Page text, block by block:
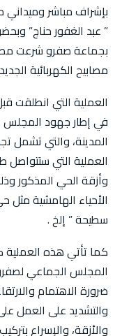
بإشراف مباشر
” عبد الغفور حناج”
بجماعة صفرو شرعت
مصابيح الكهربائية
العملية التي انطلقت
في إطار جهود المجلس
المدينة، والتي تشمل
العملية التي ستتواصل
وأزقة الحي المذكور
الأحياء الهامشية مثل
سطيحة ” إلخ .
كما تأتي هذه العملية
المجلس الجماعي
ضرورة الاهتمام
والتشديد على العمل
والأزقة، والإسراع